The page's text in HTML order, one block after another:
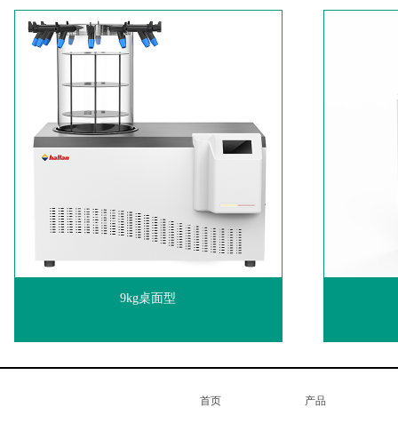
9kg桌面型
首页 产品